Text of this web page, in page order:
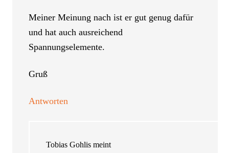
Meiner Meinung nach ist er gut genug dafür
und hat auch ausreichend
Spannungselemente.
Gruß
Antworten
Tobias Gohlis meint